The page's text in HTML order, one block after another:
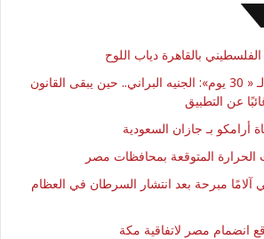
بالقاهرة دياب اللوح
نجوى العشيري تكتب لـ « 30 يوم»: الجنيه البراني.. حين يبقى القانون
عن التطبيق
بـ جازان السعودية
المتوقعة بمحافظات مصر
آلامًا مبرحة بعد انتشار السرطان في العظام
انضمام مصر لاتفاقية مكة